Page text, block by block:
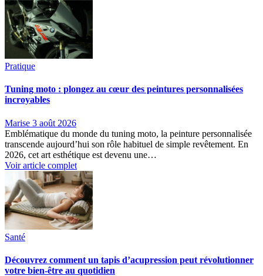
Pratique
Tuning moto : plongez au cœur des peintures personnalisées
incroyables
Marise 3 août 2026
Emblématique du monde du tuning moto, la peinture personnalisée
transcende aujourd’hui son rôle habituel de simple revêtement. En
2026, cet art esthétique est devenu une…
Voir article complet
Santé
Découvrez comment un tapis d’acupression peut révolutionner
votre bien-être au quotidien